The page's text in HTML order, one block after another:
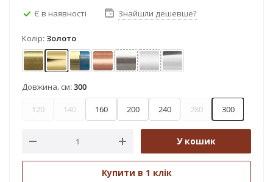
Є в наявності Знайшли дешевше?
Колір: Золото
АнтикЗолотоЗолото матове - блакить
МідьНержавіюча сталь
Сатин Хром
Довжина, см:300
120 140 160 200 240 280 300
У кошик
Купити в 1 клік